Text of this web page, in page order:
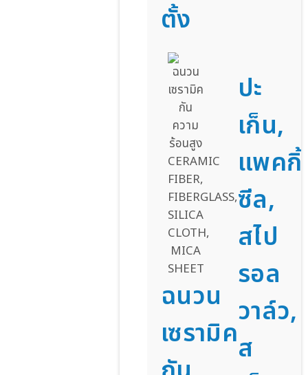
ตั้ง
ฉนวน
เซรามิค
ปะ
เก็น,
แพคกิ้
ซีล,
สไป
รอล
วาล์ว,
ส